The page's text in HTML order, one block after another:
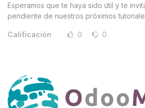
Esperamos que te haya sido útil y te
pendiente de nuestros próximos
Calificación 0 0